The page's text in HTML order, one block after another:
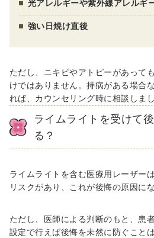
光アレルギーや紫外線アレルギ
強い日焼け直後
ただし、ニキビやアトピーがあって
けではありません。持病がある場合
れば、カウンセリング時に相談しまし
ライムライトを受けて
る？
ライムライトを含む医療用レーザー
リスクがあり、これが後悔の原因に
ただし、医師による判断のもと、患
設定で行えば後悔を未然に防ぐこと